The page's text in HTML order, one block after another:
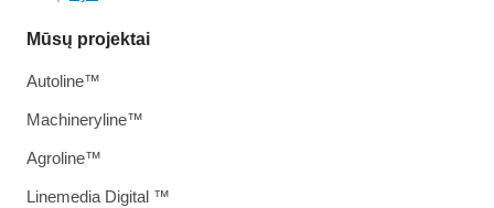
Mūsų projektai
Autoline™
Machineryline™
Agroline™
Linemedia Digital ™